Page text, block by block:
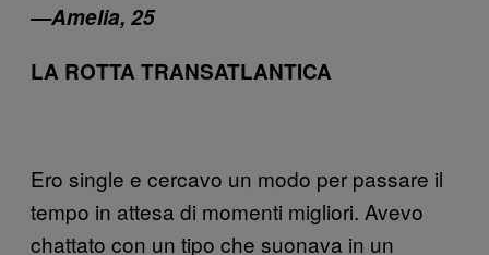
—Amelia, 25
LA ROTTA TRANSATLANTICA
Ero single e cercavo un modo per passare il
tempo in attesa di momenti migliori. Avevo
chattato con un tipo che suonava in un